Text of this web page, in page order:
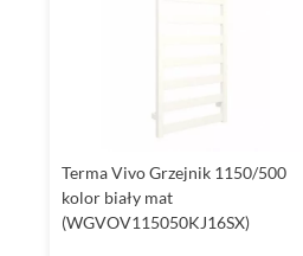
Terma Vivo Grzejnik 1150/500
kolor biały mat
(WGVOV115050KJ16SX)